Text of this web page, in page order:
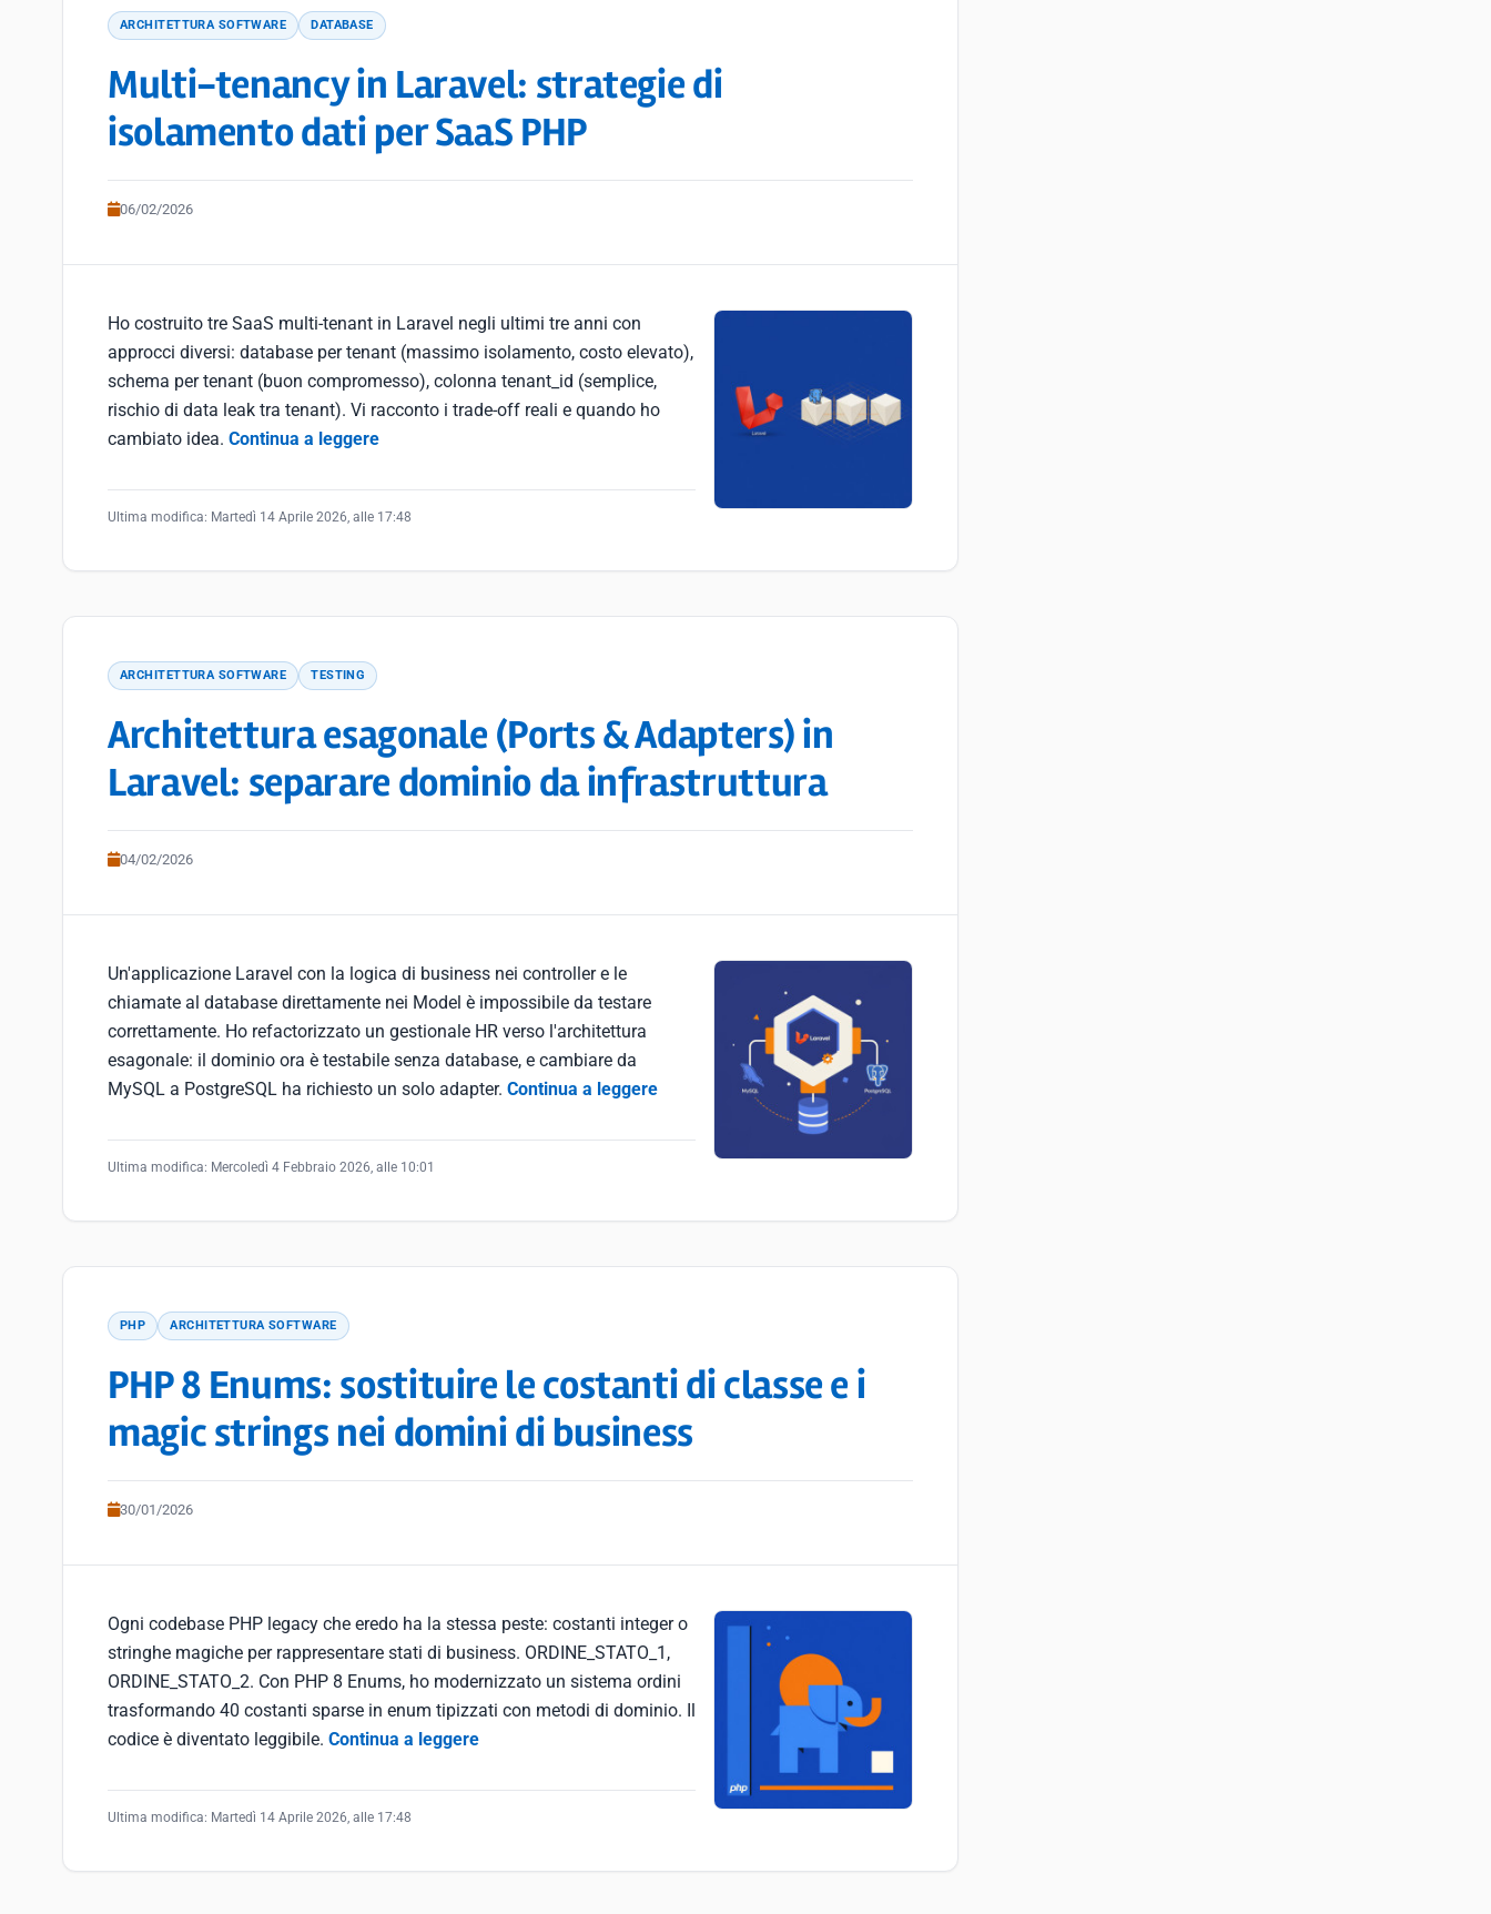
ARCHITETTURA SOFTWARE DATABASE
Multi-tenancy in Laravel: strategie di
isolamento dati per SaaS PHP
06/02/2026
Ho costruito tre SaaS multi-tenant in Laravel negli ultimi tre anni con
approcci diversi: database per tenant (massimo isolamento, costo elevato),
schema per tenant (buon compromesso), colonna tenant_id (semplice,
rischio di data leak tra tenant). Vi racconto i trade-off reali e quando ho
cambiato idea. Continua a leggere
Ultima modifica: Martedì 14 Aprile 2026, alle 17:48
ARCHITETTURA SOFTWARE TESTING
Architettura esagonale (Ports & Adapters) in
Laravel: separare dominio da infrastruttura
04/02/2026
Un'applicazione Laravel con la logica di business nei controller e le
chiamate al database direttamente nei Model è impossibile da testare
correttamente. Ho refactorizzato un gestionale HR verso l'architettura
esagonale: il dominio ora è testabile senza database, e cambiare da
MySQL a PostgreSQL ha richiesto un solo adapter. Continua a leggere
Ultima modifica: Mercoledì 4 Febbraio 2026, alle 10:01
PHP ARCHITETTURA SOFTWARE
PHP 8 Enums: sostituire le costanti di classe e i
magic strings nei domini di business
30/01/2026
Ogni codebase PHP legacy che eredo ha la stessa peste: costanti integer o
stringhe magiche per rappresentare stati di business. ORDINE_STATO_1,
ORDINE_STATO_2. Con PHP 8 Enums, ho modernizzato un sistema ordini
trasformando 40 costanti sparse in enum tipizzati con metodi di dominio. Il
codice è diventato leggibile. Continua a leggere
Ultima modifica: Martedì 14 Aprile 2026, alle 17:48